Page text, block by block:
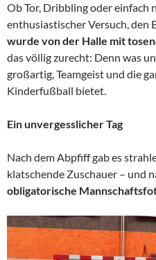
Ob Tor, Dribbling oder einfach
enthusiastischer Versuch, den
wurde von der Halle mit
das völlig zurecht: Denn was
großartig, Teamgeist und die
Kinderfußball bietet.
Ein unvergesslicher Tag
Nach dem Abpfiff gab es
klatschende Zuschauer – und
obligatorische